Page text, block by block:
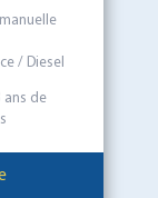
/ Diesel
ans de